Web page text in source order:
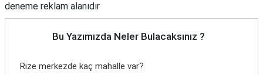
deneme reklam alanıdır
Bu Yazımızda Neler Bulacaksınız ?
Rize merkezde kaç mahalle var?